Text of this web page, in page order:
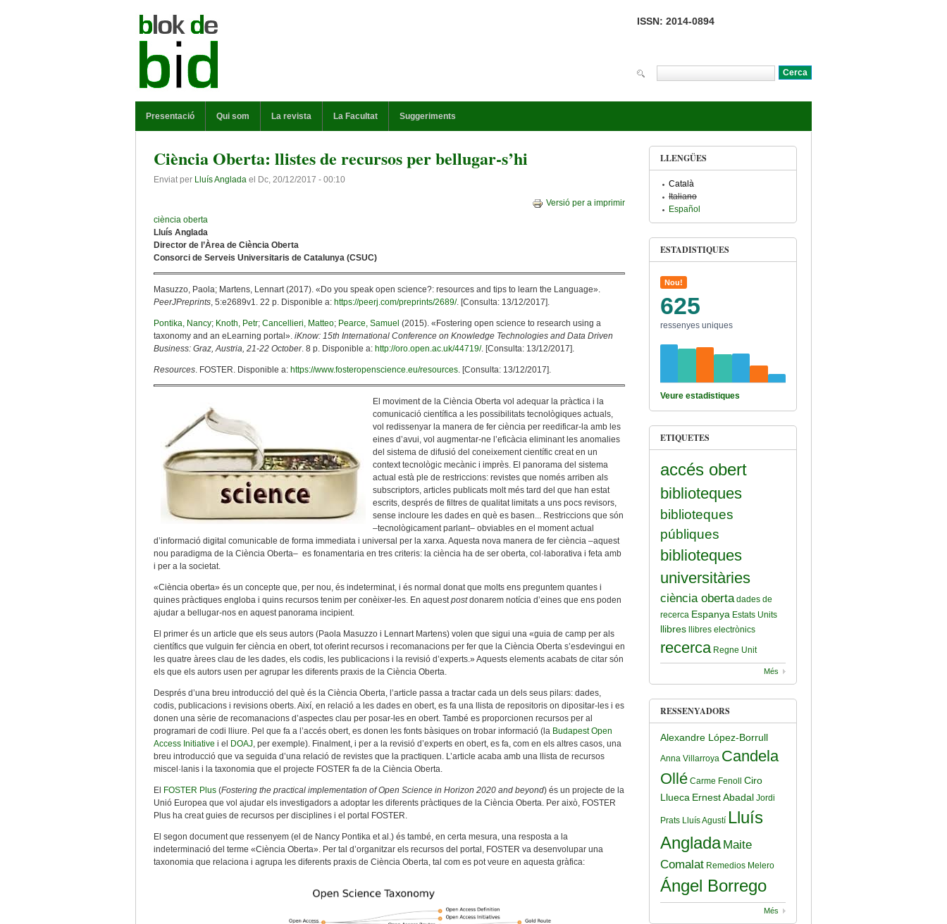
ISSN: 2014-0894
Presentació Qui som La revista La Facultat Suggeriments
Ciència Oberta: llistes de recursos per bellugar-s’hi
Enviat per Lluís Anglada el Dc, 20/12/2017 - 00:10
Versió per a imprimir
ciència oberta
Lluís Anglada
Director de l’Àrea de Ciència Oberta
Consorci de Serveis Universitaris de Catalunya (CSUC)
Masuzzo, Paola; Martens, Lennart (2017). «Do you speak open science?: resources and tips to learn the Language».
PeerJPreprints, 5:e2689v1. 22 p. Disponible a: https://peerj.com/preprints/2689/. [Consulta: 13/12/2017].
Pontika, Nancy; Knoth, Petr; Cancellieri, Matteo; Pearce, Samuel (2015). «Fostering open science to research using a
taxonomy and an eLearning portal». iKnow: 15th International Conference on Knowledge Technologies and Data Driven
Business: Graz, Austria, 21-22 October. 8 p. Disponible a: http://oro.open.ac.uk/44719/. [Consulta: 13/12/2017].
Resources. FOSTER. Disponible a: https://www.fosteropenscience.eu/resources. [Consulta: 13/12/2017].
El moviment de la Ciència Oberta vol adequar la pràctica i la
comunicació científica a les possibilitats tecnològiques actuals,
vol redissenyar la manera de fer ciència per reedificar-la amb les
eines d’avui, vol augmentar-ne l’eficàcia eliminant les anomalies
del sistema de difusió del coneixement científic creat en un
context tecnològic mecànic i imprès. El panorama del sistema
actual està ple de restriccions: revistes que només arriben als
subscriptors, articles publicats molt més tard del que han estat
escrits, després de filtres de qualitat limitats a uns pocs revisors,
sense incloure les dades en què es basen... Restriccions que són
–tecnològicament parlant– obviables en el moment actual
d’informació digital comunicable de forma immediata i universal per la xarxa. Aquesta nova manera de fer ciència –aquest
nou paradigma de la Ciència Oberta– es fonamentaria en tres criteris: la ciència ha de ser oberta, col·laborativa i feta amb
i per a la societat.
«Ciència oberta» és un concepte que, per nou, és indeterminat, i és normal donat que molts ens preguntem quantes i
quines pràctiques engloba i quins recursos tenim per conèixer-les. En aquestpostdonarem notícia d’eines que ens poden
ajudar a bellugar-nos en aquest panorama incipient.
El primer és un article que els seus autors (Paola Masuzzo i Lennart Martens) volen que sigui una «guia de camp per als
científics que vulguin fer ciència en obert, tot oferint recursos i recomanacions per fer que la Ciència Oberta s’esdevingui en
les quatre àrees clau de les dades, els codis, les publicacions i la revisió d’experts.» Aquests elements acabats de citar són
els que els autors usen per agrupar les diferents praxis de la Ciència Oberta.
Després d’una breu introducció del què és la Ciència Oberta, l’article passa a tractar cada un dels seus pilars: dades,
codis, publicacions i revisions oberts. Així, en relació a les dades en obert, es fa una llista de repositoris on dipositar-les i es
donen una sèrie de recomanacions d’aspectes clau per posar-les en obert. També es proporcionen recursos per al
programari de codi lliure. Pel que fa a l’accés obert, es donen les fonts bàsiques on trobar informació (la Budapest Open
Access Initiative i el DOAJ, per exemple). Finalment, i per a la revisió d’experts en obert, es fa, com en els altres casos, una
breu introducció que va seguida d’una relació de revistes que la practiquen. L’article acaba amb una llista de recursos
miscel·lanis i la taxonomia que el projecte FOSTER fa de la Ciència Oberta.
El FOSTER Plus (Fostering the practical implementation of Open Science in Horizon 2020 and beyond) és un projecte de la
Unió Europea que vol ajudar els investigadors a adoptar les diferents pràctiques de la Ciència Oberta. Per això, FOSTER
Plus ha creat guies de recursos per disciplines i el portal FOSTER.
El segon document que ressenyem (el de Nancy Pontika et al.) és també, en certa mesura, una resposta a la
indeterminació del terme «Ciència Oberta». Per tal d’organitzar els recursos del portal, FOSTER va desenvolupar una
taxonomia que relaciona i agrupa les diferents praxis de Ciència Oberta, tal com es pot veure en aquesta gràfica:
LLENGÜES
Català
Italiano
Español
ESTADISTIQUES
Nou!
625
ressenyes uniques
Veure estadistiques
ETIQUETES
accés obert
biblioteques
biblioteques
públiques
biblioteques
universitàries
ciència oberta dades de
recerca Espanya Estats Units
llibres llibres electrònics
recerca Regne Unit
Més
RESSENYADORS
Alexandre López-Borrull
Anna Villarroya Candela
Ollé Carme Fenoll
Ciro
Llueca Ernest Abadal Jordi
Prats Lluís Agustí Lluís
Anglada Maite
Comalat Remedios Melero
Ángel Borrego
Més